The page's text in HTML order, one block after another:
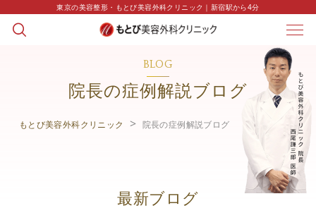
東京の美容整形・もとび美容外科クリニック｜新宿駅から4分
BLOG
院長の症例解説ブログ
もとび美容外科クリニック 院長の症例解説ブログ
最新ブログ